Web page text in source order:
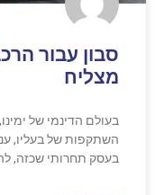
סבון עבור
מצליח
בעולם הדינמי של
השתקפות של בעליו,
בעסק תחרותי שכזה,